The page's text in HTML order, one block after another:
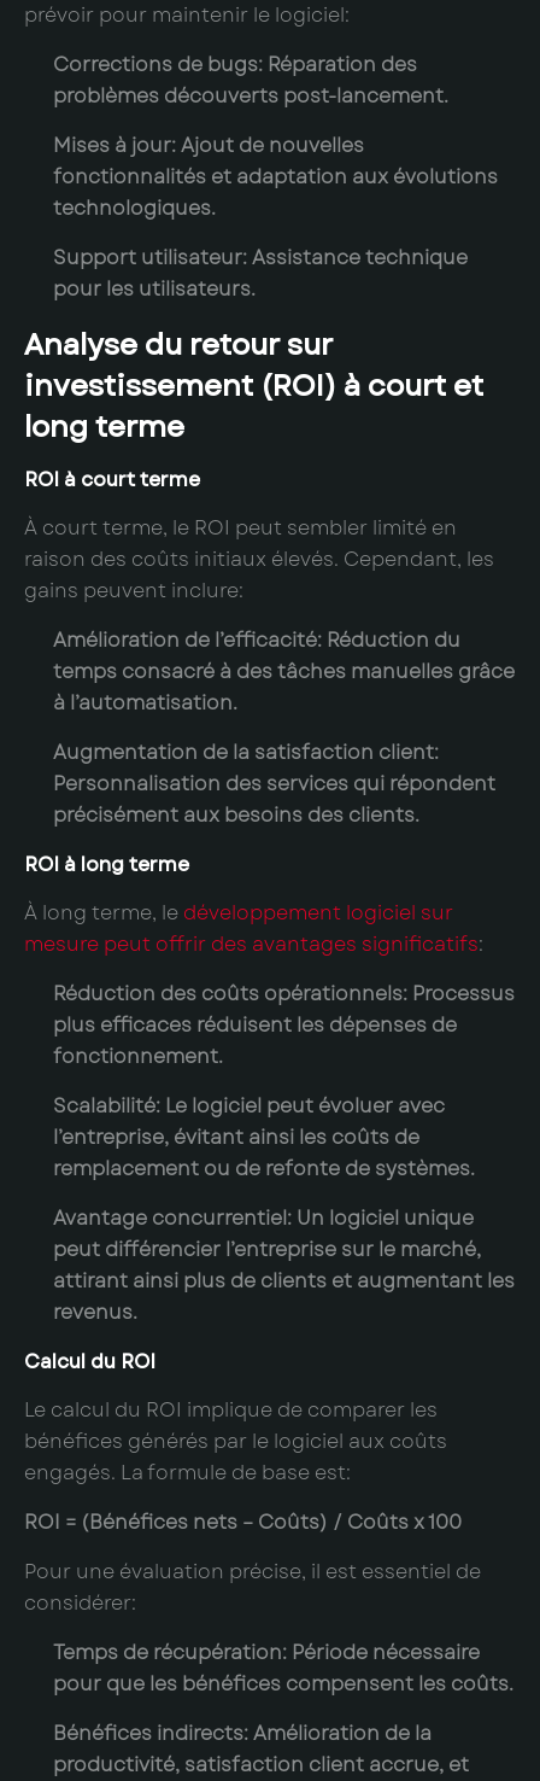
prévoir pour maintenir le logiciel:
Corrections de bugs: Réparation des
problèmes découverts post-lancement.
Mises à jour: Ajout de nouvelles
fonctionnalités et adaptation aux évolutions
technologiques.
Support utilisateur: Assistance technique
pour les utilisateurs.
Analyse du retour sur
investissement (ROI) à court et
long terme
ROI à court terme
À court terme, le ROI peut sembler limité en
raison des coûts initiaux élevés. Cependant, les
gains peuvent inclure:
Amélioration de l’efficacité: Réduction du
temps consacré à des tâches manuelles grâce
à l’automatisation.
Augmentation de la satisfaction client:
Personnalisation des services qui répondent
précisément aux besoins des clients.
ROI à long terme
À long terme, le développement logiciel sur
mesure peut offrir des avantages significatifs:
Réduction des coûts opérationnels: Processus
plus efficaces réduisent les dépenses de
fonctionnement.
Scalabilité: Le logiciel peut évoluer avec
l’entreprise, évitant ainsi les coûts de
remplacement ou de refonte de systèmes.
Avantage concurrentiel: Un logiciel unique
peut différencier l’entreprise sur le marché,
attirant ainsi plus de clients et augmentant les
revenus.
Calcul du ROI
Le calcul du ROI implique de comparer les
bénéfices générés par le logiciel aux coûts
engagés. La formule de base est:
ROI = (Bénéfices nets – Coûts) / Coûts x 100
Pour une évaluation précise, il est essentiel de
considérer:
Temps de récupération: Période nécessaire
pour que les bénéfices compensent les coûts.
Bénéfices indirects: Amélioration de la
productivité, satisfaction client accrue, et